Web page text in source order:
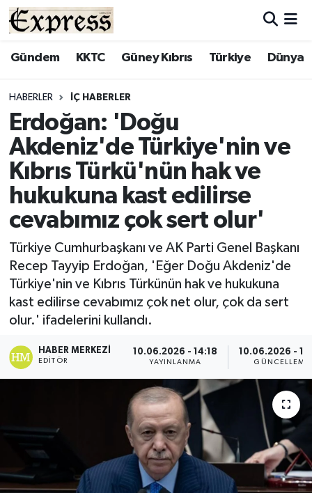
Gündem KKTC Güney Kıbrıs Türkiye Dünya
HABERLER İÇ HABERLER
Erdoğan: 'Doğu
Akdeniz'de Türkiye'nin ve
Kıbrıs Türkü'nün hak ve
hukukuna kast edilirse
cevabımız çok sert olur'
Türkiye Cumhurbaşkanı ve AK Parti Genel Başkanı
Recep Tayyip Erdoğan, 'Eğer Doğu Akdeniz'de
Türkiye'nin ve Kıbrıs Türkünün hak ve hukukuna
kast edilirse cevabımız çok net olur, çok da sert
olur.' ifadelerini kullandı.
HABER MERKEZI
EDITÖR
10.06.2026 - 14:18
YAYINLANMA
10.06.2026 -
GÜNCELLEME
ALAYKÖY
BİLİM
ÇATALKÖY
DÜNYA
EĞİTİM
EKONOMİ
ENGLISH
GÜNEY KIBRIS
Hava Durumu
Süper Lig Puan Durumu ve Fikstür
Tüm Manşetler
Son Dakika Haberleri
Haber Arşivi